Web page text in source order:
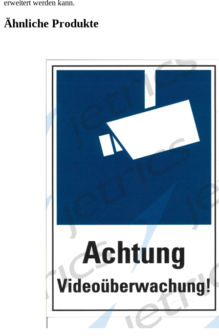
erweitert werden kann.
Ähnliche Produkte